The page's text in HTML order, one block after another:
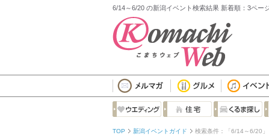
6/14～6/20 の新潟イベント検索結果 新着順：3ペー
TOP 新潟イベントガイド 検索条件：「6/14～6/20」